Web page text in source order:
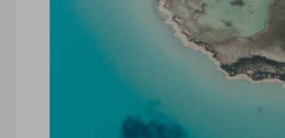
Bahamas, célèbre
d’accueil dans
Bahamas, célèbre